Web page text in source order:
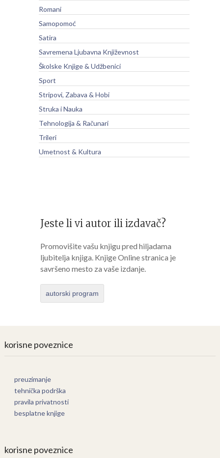
Romani
Samopomoć
Satira
Savremena Ljubavna Književnost
Školske Knjige & Udžbenici
Sport
Stripovi, Zabava & Hobi
Struka i Nauka
Tehnologija & Računari
Trileri
Umetnost & Kultura
Jeste li vi autor ili izdavač?
Promovišite vašu knjigu pred hiljadama
ljubitelja knjiga. Knjige Online stranica je
savršeno mesto za vaše izdanje.
autorski program
korisne poveznice
preuzimanje
tehnička podrška
pravila privatnosti
besplatne knjige
korisne poveznice